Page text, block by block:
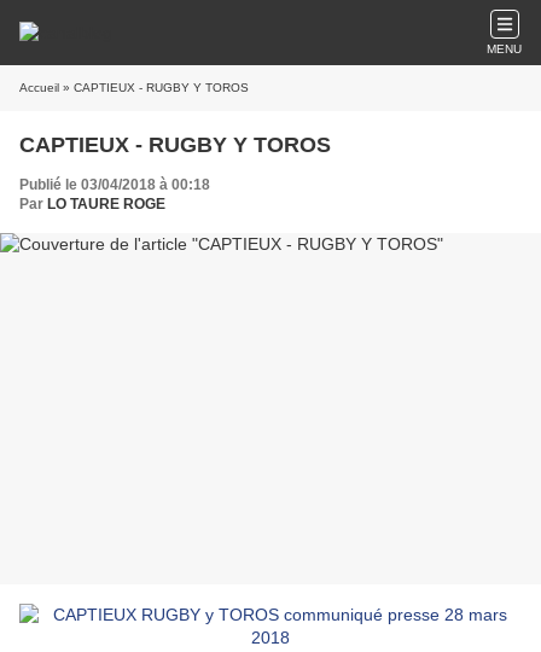
MENU
Accueil » CAPTIEUX - RUGBY Y TOROS
CAPTIEUX - RUGBY Y TOROS
Publié le 03/04/2018 à 00:18
Par LO TAURE ROGE